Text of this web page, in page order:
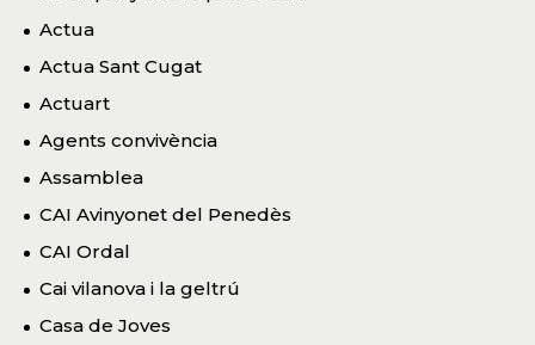
Actua
Actua Sant Cugat
Actuart
Agents convivència
Assamblea
CAI Avinyonet del Penedès
CAI Ordal
Cai vilanova i la geltrú
Casa de Joves